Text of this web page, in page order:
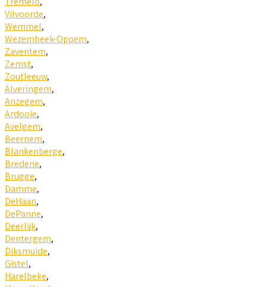
Vilvoorde,
Wemmel,
Wezembeek-Oppem,
Zaventem,
Zemst,
Zoutleeuw,
Alveringem,
Anzegem,
Ardooie,
Avelgem,
Beernem,
Blankenberge,
Bredene,
Brugge,
Damme,
DeHaan,
DePanne,
Deerlijk,
Dentergem,
Diksmuide,
Gistel,
Harelbeke,